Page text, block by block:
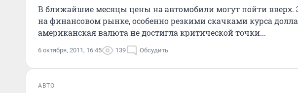
В ближайшие месяцы цены на автомобили могут пойти вверх.
на финансовом рынке, особенно резкими скачками курса
американская валюта не достигла критической точки...
6 октября, 2011, 16:45 139 Обсудить
АВТО